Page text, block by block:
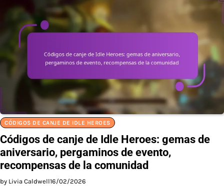
CÓDIGOS DE CANJE DE IDLE HEROES
Códigos de canje de Idle Heroes: gemas de
aniversario, pergaminos de evento,
recompensas de la comunidad
by Livia Caldwell16/02/2026